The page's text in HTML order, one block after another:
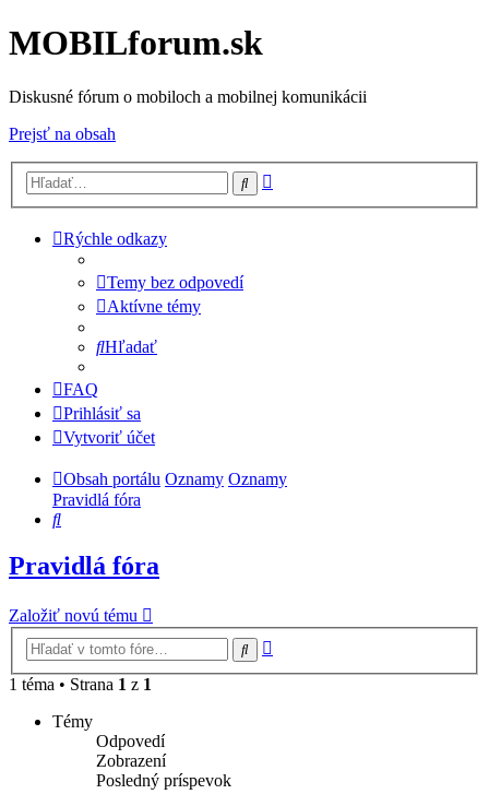
MOBILforum.sk
Diskusné fórum o mobiloch a mobilnej komunikácii
Prejsť na obsah
Hľadať
Rýchle odkazy
Temy bez odpovedí
Aktívne témy
Hľadať
FAQ
Prihlásiť sa
Vytvoriť účet
Obsah portálu Oznamy Oznamy
Pravidlá fóra
Hľadať
Pravidlá fóra
Založiť novú tému
Hľadať
1 téma • Strana 1 z 1
Témy
Odpovedí
Zobrazení
Posledný príspevok